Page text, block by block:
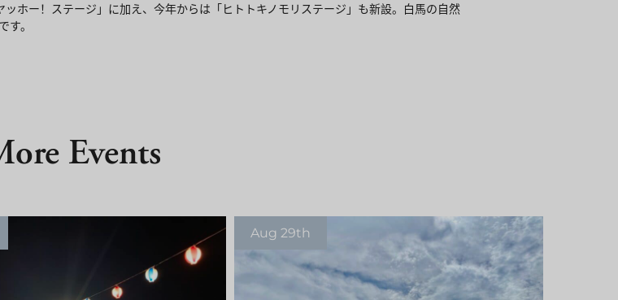
ホー！ステージ」に加え、今年からは「ヒトトキノモリステージ」も新設。白馬の自然
。
Events
Aug 29th